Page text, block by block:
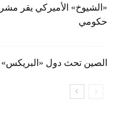
«الشيوخ» الأميركي يقر
حكومي
الصين تحث دول «البريكس»